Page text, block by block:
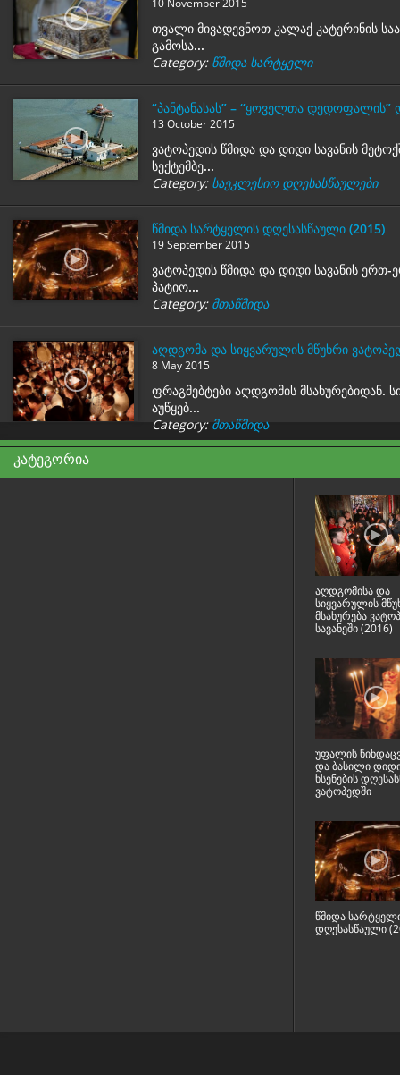
10 November 2015
თვალი მივადევნოთ კალაქ კატერინის
გამოსა...
Category: წმიდა სარტყელი
“პანტანასას” – “ყოველთა
13 October 2015
ვატოპედის წმიდა და დიდი სავანის
სექტემბე...
Category: საეკლესიო დღესასწაულები
წმიდა სარტყელის დღესასწაული (2015)
19 September 2015
ვატოპედის წმიდა და დიდი სავანის
პატიო...
Category: მთაწმიდა
აღდგომა და სიყვარულის მწუხრი
8 May 2015
ფრაგმებტები აღდგომის მსახურებიდან.
აუწყებ...
Category: მთაწმიდა
კატეგორია
აღდგომისა და
სიყვარულის
მსახურება
სავანეში (2016)
უფალის
და ბასილი
ხსენების
ვატოპედში
წმიდა
დღესასწაული